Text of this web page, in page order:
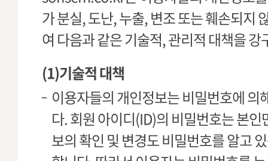
가 분실, 도난, 누출, 변조 또는 훼손되지
여 다음과 같은 기술적, 관리적 대책을
(1)기술적 대책
이용자들의 개인정보는 비밀번호에 의
다. 회원 아이디(ID)의 비밀번호는 본
보의 확인 및 변경도 비밀번호를 알고